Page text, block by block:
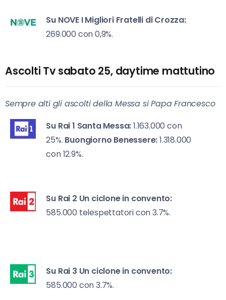
Su NOVE I Migliori Fratelli di Crozza:
269.000 con 0,9%.
Ascolti Tv sabato 25, daytime mattutino
Sempre alti gli ascolti della Messa si Papa Francesco
Su Rai 1 Santa Messa:1.163.000 con
25%. Buongiorno Benessere:1.318.000
con 12.9%.
Su Rai 2 Un ciclone in convento:
585.000 telespettatori con 3.7%.
Su Rai 3 Un ciclone in convento:
585.000 con 3.7%.